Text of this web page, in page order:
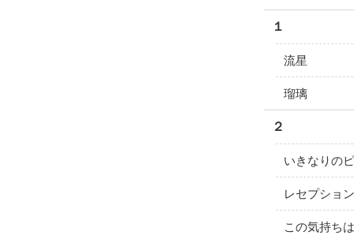
１
流星
瑠璃
２
いきなりの
レセプショ
この気持ち